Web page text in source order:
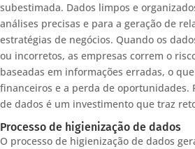
subestimada. Dados limpos e
análises precisas e para a geração de
estratégias de negócios. Quando os
ou incorretos, as empresas correm o
baseadas em informações erradas, o
financeiros e a perda de oportunidades.
de dados é um investimento que traz
Processo de higienização de dados
O processo de higienização de dados